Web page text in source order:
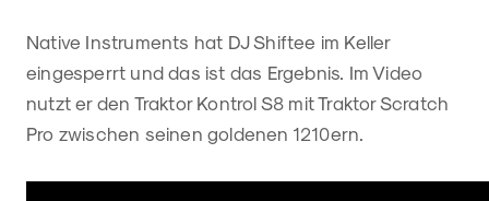
Native Instruments hat DJ Shiftee im Keller
eingesperrt und das ist das Ergebnis. Im Video
nutzt er den Traktor Kontrol S8 mit Traktor Scratch
Pro zwischen seinen goldenen 1210ern.